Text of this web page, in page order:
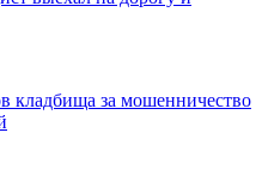
кладбища за мошенничество